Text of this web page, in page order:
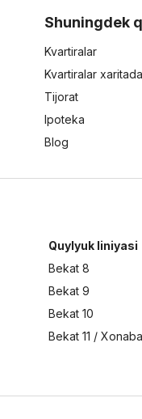
Shuningdek
Kvartiralar
Kvartiralar xaritada
Tijorat
Ipoteka
Blog
Quylyuk liniyasi
Bekat 8
Bekat 9
Bekat 10
Bekat 11 /